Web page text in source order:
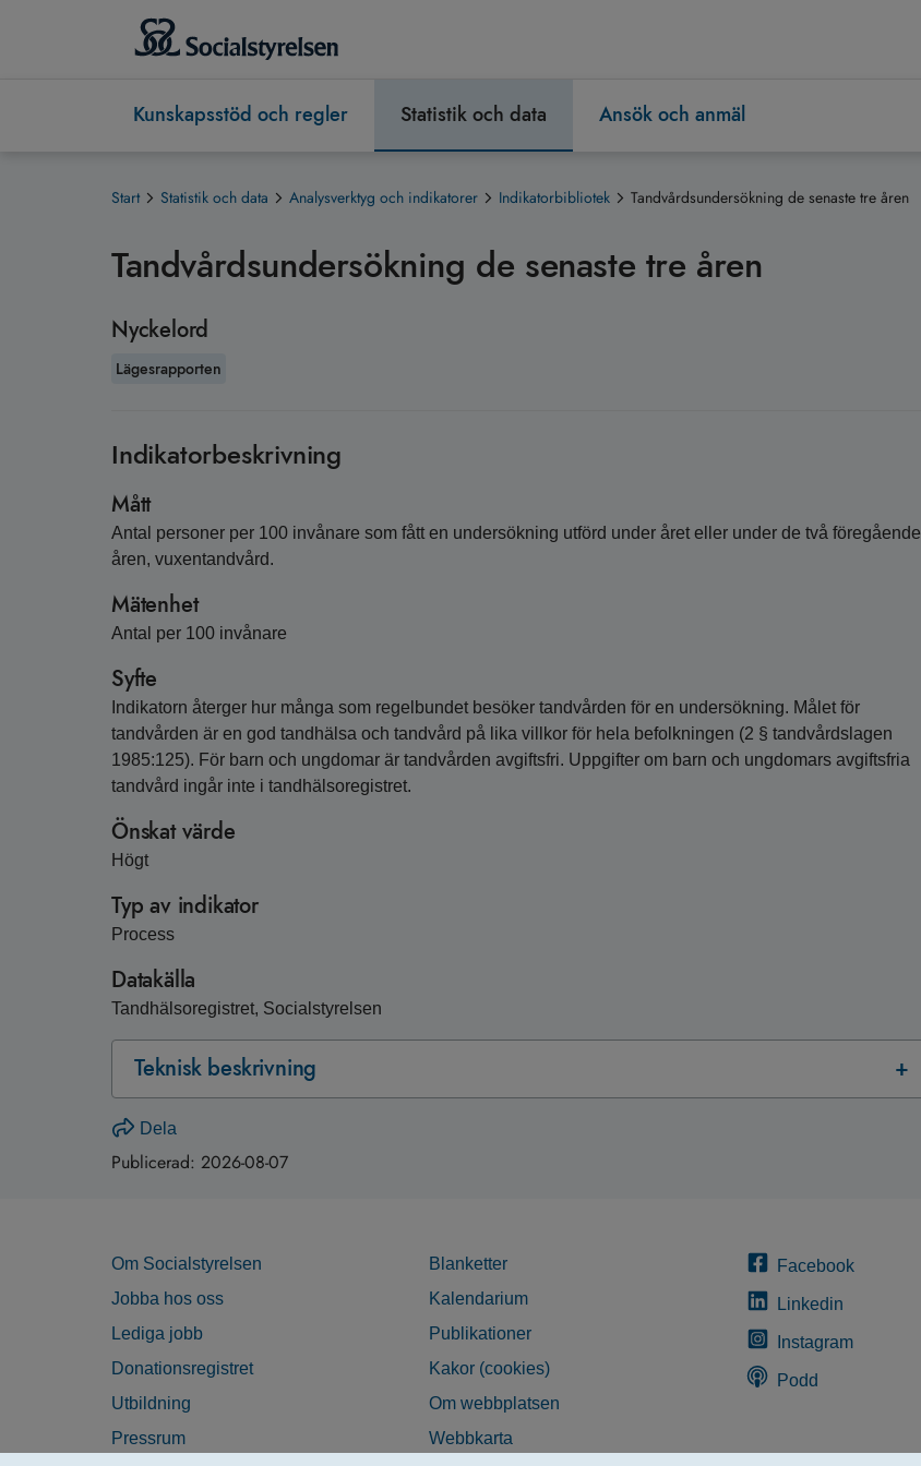
Kunskapsstöd och regler Statistik och data Ansök och anmäl
Start Statistik och data Analysverktyg och indikatorer Indikatorbibliotek Tandvårdsundersökning de senaste tre åren
Tandvårdsundersökning de senaste tre åren
Nyckelord
Lägesrapporten
Indikatorbeskrivning
Mått
Antal personer per 100 invånare som fått en undersökning utförd under året eller under de två föregående
åren, vuxentandvård.
Mätenhet
Antal per 100 invånare
Syfte
Indikatorn återger hur många som regelbundet besöker tandvården för en undersökning. Målet för
tandvården är en god tandhälsa och tandvård på lika villkor för hela befolkningen (2 § tandvårdslagen
1985:125). För barn och ungdomar är tandvården avgiftsfri. Uppgifter om barn och ungdomars avgiftsfria
tandvård ingår inte i tandhälsoregistret.
Önskat värde
Högt
Typ av indikator
Process
Datakälla
Tandhälsoregistret, Socialstyrelsen
Teknisk beskrivning
Dela
Publicerad: 2026-08-07
Om Socialstyrelsen
Jobba hos oss
Lediga jobb
Donationsregistret
Utbildning
Pressrum
Blanketter
Kalendarium
Publikationer
Kakor (cookies)
Om webbplatsen
Webbkarta
Facebook
Linkedin
Instagram
Podd